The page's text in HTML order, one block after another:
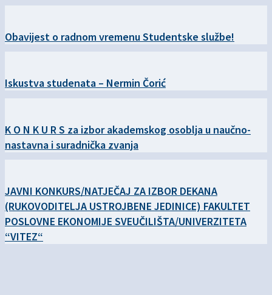
Obavijest o radnom vremenu Studentske službe!
Iskustva studenata – Nermin Čorić
K O N K U R S za izbor akademskog osoblja u naučno-
nastavna i suradnička zvanja
JAVNI KONKURS/NATJEČAJ ZA IZBOR DEKANA
(RUKOVODITELJA USTROJBENE JEDINICE) FAKULTET
POSLOVNE EKONOMIJE SVEUČILIŠTA/UNIVERZITETA
“VITEZ“